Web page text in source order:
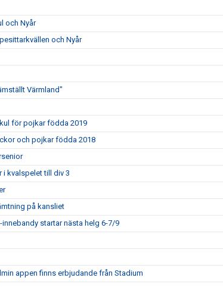
och Nyår
och Nyår
Värmland"
för pojkar födda 2019
och pojkar födda 2018
i kvalspelet till div 3
på kansliet
startar nästa helg 6-7/9
appen finns erbjudande från Stadium